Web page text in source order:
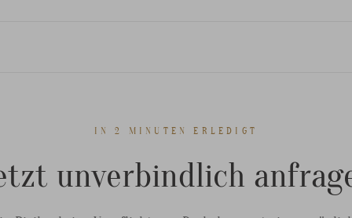
IN 2 MINUTEN ERLEDIGT
unverbindlich